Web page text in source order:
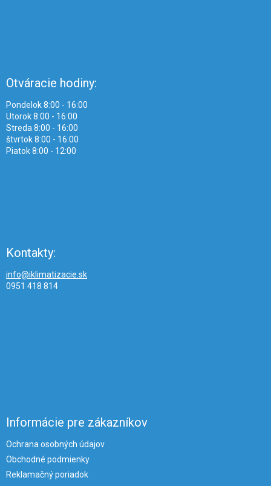
Otváracie hodiny:
Pondelok 8:00 - 16:00
Utorok 8:00 - 16:00
Streda 8:00 - 16:00
štvrtok 8:00 - 16:00
Piatok 8:00 - 12:00
Kontakty:
info@iklimatizacie.sk
0951 418 814
Informácie pre zákazníkov
Ochrana osobných údajov
Obchodné podmienky
Reklamačný poriadok